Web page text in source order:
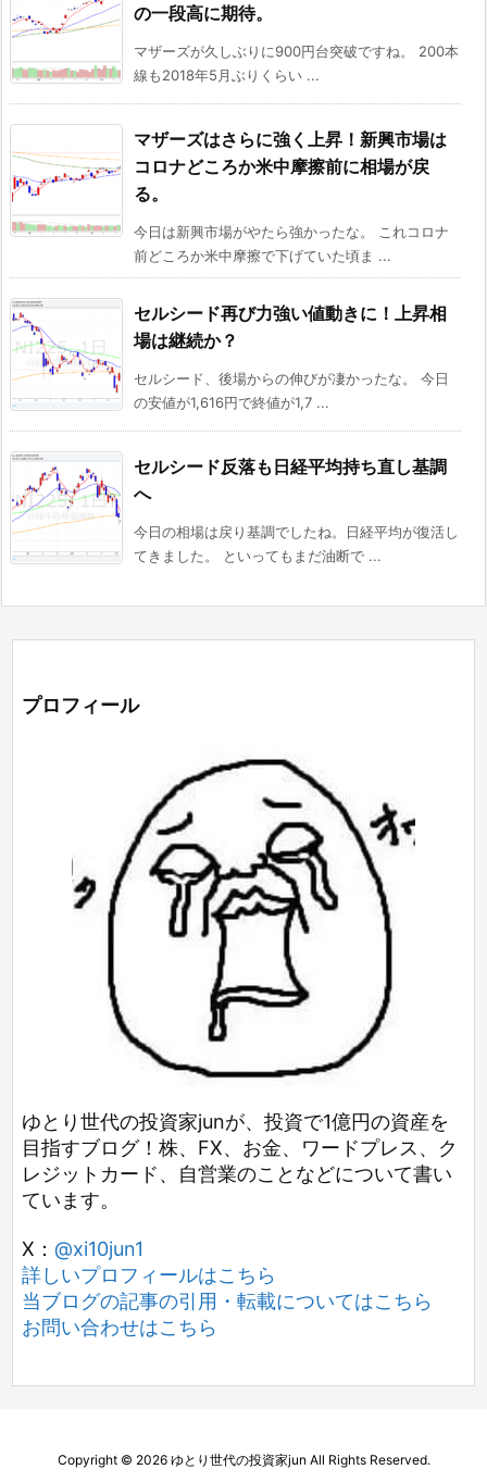
の一段高に期待。
マザーズが久しぶりに900円台突破ですね。 200本
線も2018年5月ぶりくらい ...
マザーズはさらに強く上昇！新興市場は
コロナどころか米中摩擦前に相場が戻
る。
今日は新興市場がやたら強かったな。 これコロナ
前どころか米中摩擦で下げていた頃ま ...
セルシード再び力強い値動きに！上昇相
場は継続か？
セルシード、後場からの伸びが凄かったな。 今日
の安値が1,616円で終値が1,7 ...
セルシード反落も日経平均持ち直し基調
へ
今日の相場は戻り基調でしたね。日経平均が復活し
てきました。 といってもまだ油断で ...
プロフィール
ゆとり世代の投資家junが、投資で1億円の資産を
目指すブログ！株、FX、お金、ワードプレス、ク
レジットカード、自営業のことなどについて書い
ています。
X： @xi10jun1
詳しいプロフィールはこちら
当ブログの記事の引用・転載についてはこちら
お問い合わせはこちら
Copyright © 2026 ゆとり世代の投資家jun All Rights Reserved.